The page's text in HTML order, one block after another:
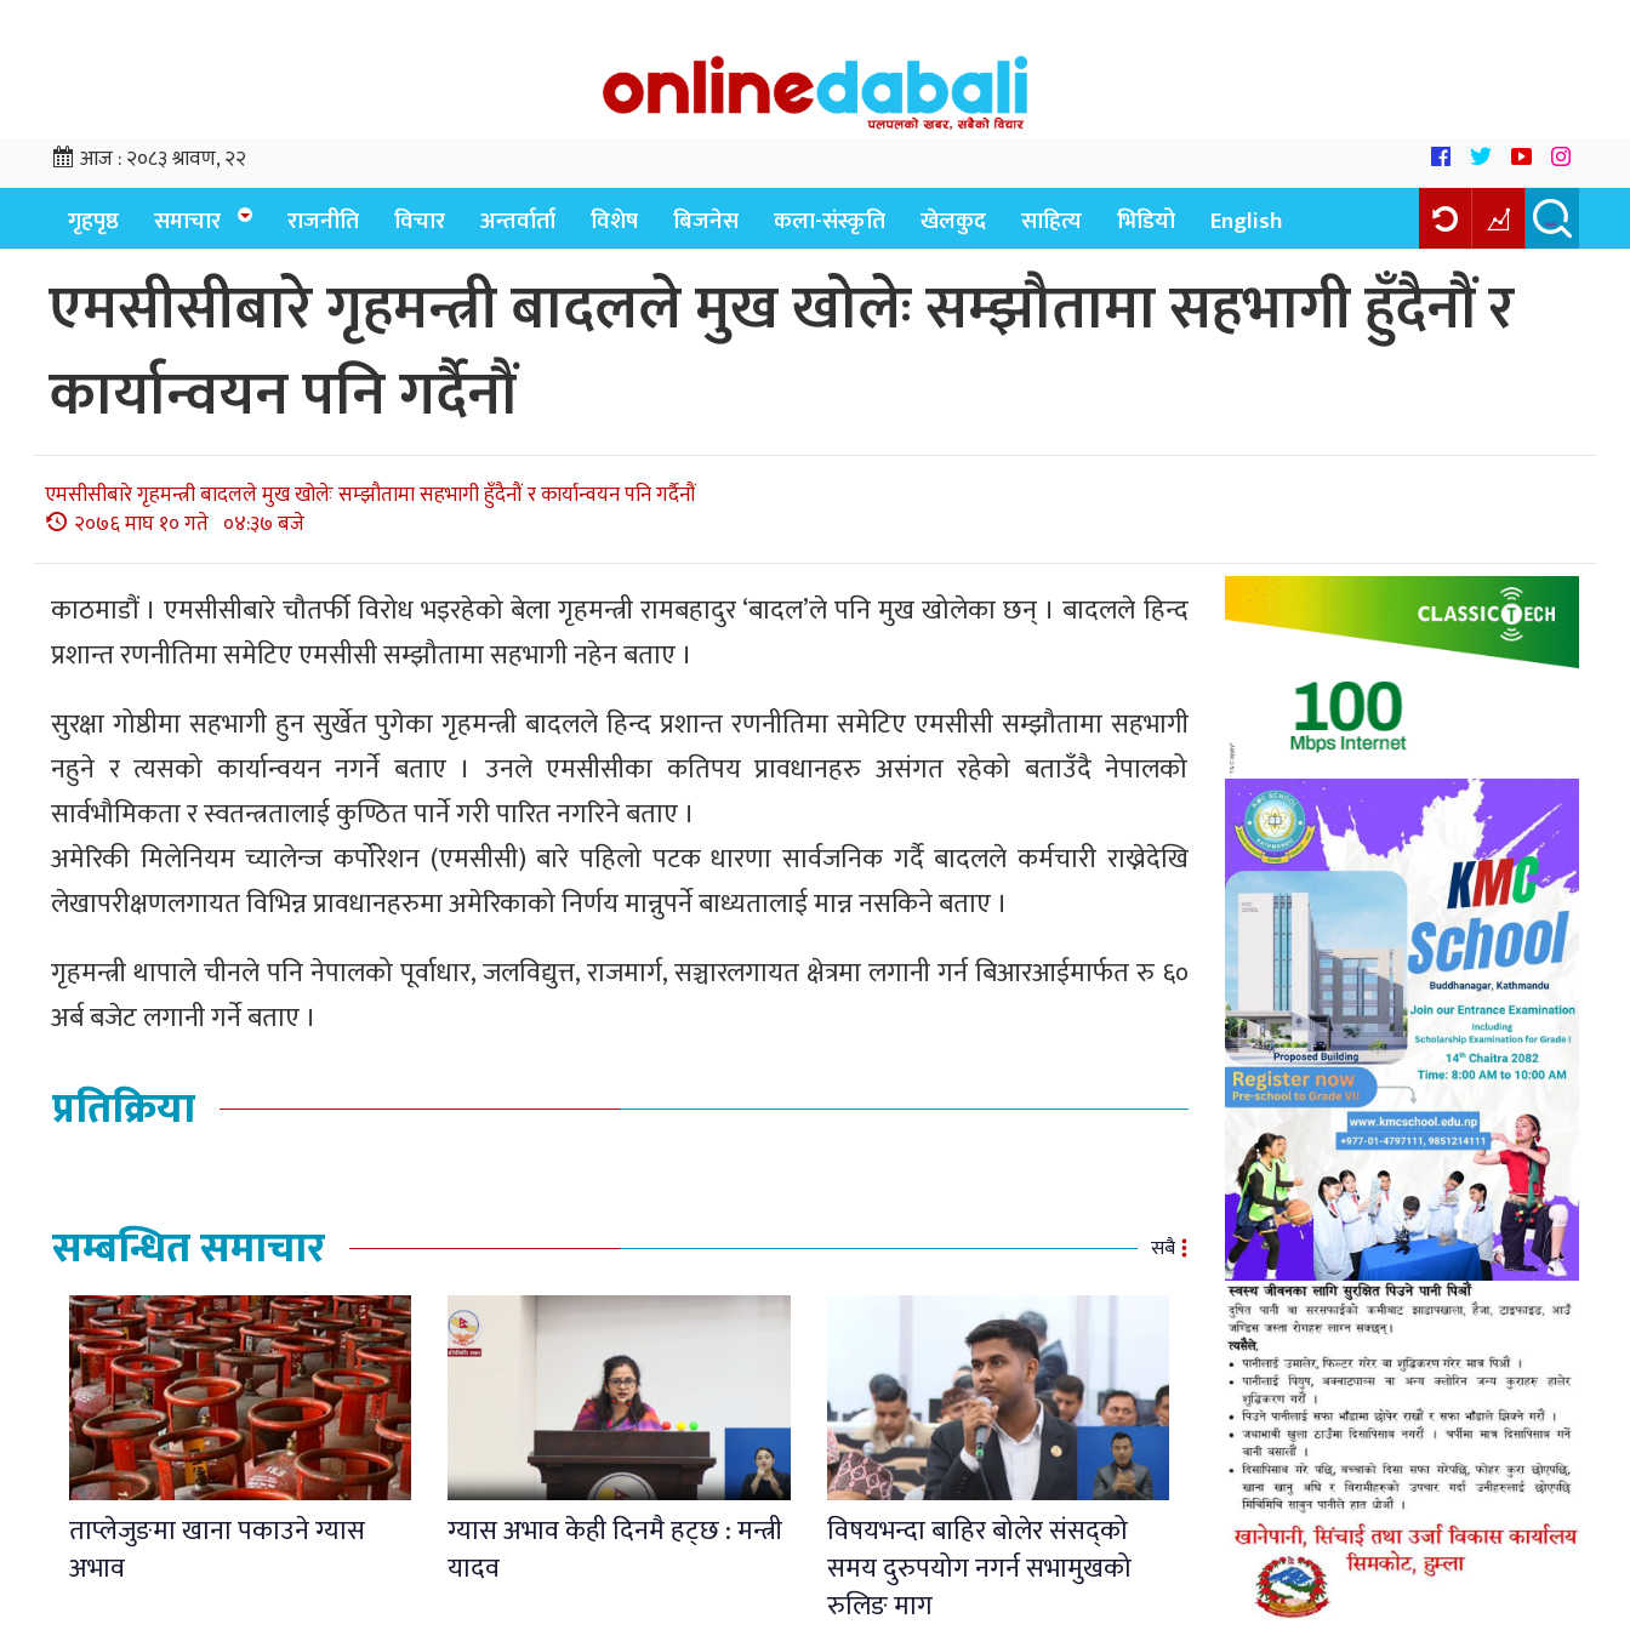
आज :२०८३ श्रावण, २२
गृहपृष्ठ समाचार राजनीति विचार अन्तर्वार्ता विशेष बिजनेस कला-संस्कृति खेलकुद साहित्य भिडियो English
एमसीसीबारे गृहमन्त्री बादलले मुख खोलेः सम्झौतामा सहभागी हुँदैनौं र
कार्यान्वयन पनि गर्दैनौं
एमसीसीबारे गृहमन्त्री बादलले मुख खोलेः सम्झौतामा सहभागी हुँदैनौं र कार्यान्वयन पनि गर्दैनौं
२०७६ माघ १० गते ०४:३७ बजे
काठमाडौं । एमसीसीबारे चौतर्फी विरोध भइरहेको बेला गृहमन्त्री रामबहादुर ‘बादल’ले पनि मुख खोलेका छन् । बादलले हिन्द
प्रशान्त रणनीतिमा समेटिए एमसीसी सम्झौतामा सहभागी नहेन बताए ।
सुरक्षा गोष्ठीमा सहभागी हुन सुर्खेत पुगेका गृहमन्त्री बादलले हिन्द प्रशान्त रणनीतिमा समेटिए एमसीसी सम्झौतामा सहभागी
नहुने र त्यसको कार्यान्वयन नगर्ने बताए । उनले एमसीसीका कतिपय प्रावधानहरु असंगत रहेको बताउँदै नेपालको
सार्वभौमिकता र स्वतन्त्रतालाई कुण्ठित पार्ने गरी पारित नगरिने बताए ।
अमेरिकी मिलेनियम च्यालेन्ज कर्पोरेशन (एमसीसी) बारे पहिलो पटक धारणा सार्वजनिक गर्दै बादलले कर्मचारी राख्नेदेखि
लेखापरीक्षणलगायत विभिन्न प्रावधानहरुमा अमेरिकाको निर्णय मान्नुपर्ने बाध्यतालाई मान्न नसकिने बताए ।
गृहमन्त्री थापाले चीनले पनि नेपालको पूर्वाधार, जलविद्युत्त, राजमार्ग, सञ्चारलगायत क्षेत्रमा लगानी गर्न बिआरआईमार्फत रु ६०
अर्ब बजेट लगानी गर्ने बताए ।
प्रतिक्रिया
सम्बन्धित समाचार सबै
ताप्लेजुङमा खाना पकाउने ग्यास
अभाव
ग्यास अभाव केही दिनमै हट्छ : मन्त्री
यादव
विषयभन्दा बाहिर बोलेर संसद्को
समय दुरुपयोग नगर्न सभामुखको
रुलिङ माग